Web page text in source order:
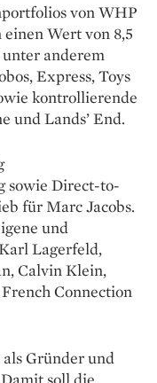
von WHP
Wert von 8,5
anderem
Express, Toys
kontrollierende
und Lands’ End.
sowie Direct-to-
für Marc Jacobs.
und
Lagerfeld,
Calvin Klein,
Connection
Gründer und
soll die